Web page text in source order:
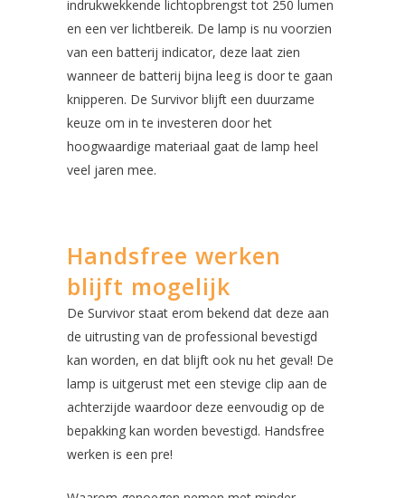
indrukwekkende lichtopbrengst tot 250 lumen
en een ver lichtbereik. De lamp is nu voorzien
van een batterij indicator, deze laat zien
wanneer de batterij bijna leeg is door te gaan
knipperen. De Survivor blijft een duurzame
keuze om in te investeren door het
hoogwaardige materiaal gaat de lamp heel
veel jaren mee.
Handsfree werken
blijft mogelijk
De Survivor staat erom bekend dat deze aan
de uitrusting van de professional bevestigd
kan worden, en dat blijft ook nu het geval! De
lamp is uitgerust met een stevige clip aan de
achterzijde waardoor deze eenvoudig op de
bepakking kan worden bevestigd. Handsfree
werken is een pre!